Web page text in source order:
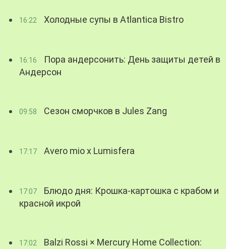
16:22 Холодные супы в Atlantica Bistro
16:16
Пора андерсонить: День защиты детей в
Андерсон
09:58 Сезон сморчков в Jules Zang
17:17 Avero mio x Lumisfera
17:07
Блюдо дня: Крошка-картошка с крабом и
красной икрой
17:02
Balzi Rossi × Mercury Home Collection: